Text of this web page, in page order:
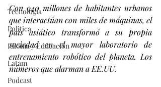
Tecnología
Politica
Idioma y Educación
Latam
Podcast
Con 940 millones de habitantes urbanos
que interactúan con miles de máquinas, el
país asiático transformó a su propia
sociedad en el mayor laboratorio de
entrenamiento robótico del planeta. Los
números que alarman a EE.UU.